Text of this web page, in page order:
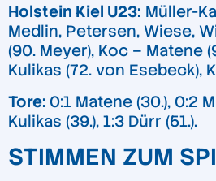
Holstein Kiel U23: Müller-
Medlin, Petersen, Wiese,
(90. Meyer), Koc – Matene
Kulikas (72. von Esebeck),
Tore: 0:1 Matene (30.), 0:2
Kulikas (39.), 1:3 Dürr (51.).
STIMMEN ZUM